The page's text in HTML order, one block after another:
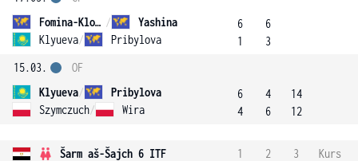
Fomina-Klotz /
Yashina
Klyueva/ Pribylova
6
1
6
3
15.03.
Klyueva/
Pribylova
Szymczuch/ Wira
OF
6
4
4
6
14
12
Šarm aš-Šajch 6 ITF 1 2 3
Kurs